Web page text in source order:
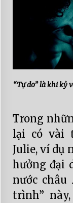
“Tự do” là khi kỷ
Trong
lại có vài
Julie, ví dụ
hưởng đại
nước
trình”